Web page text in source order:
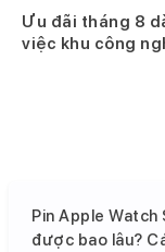
Ưu đãi tháng 8
việc khu công
Pin Apple Watch
được bao lâu?